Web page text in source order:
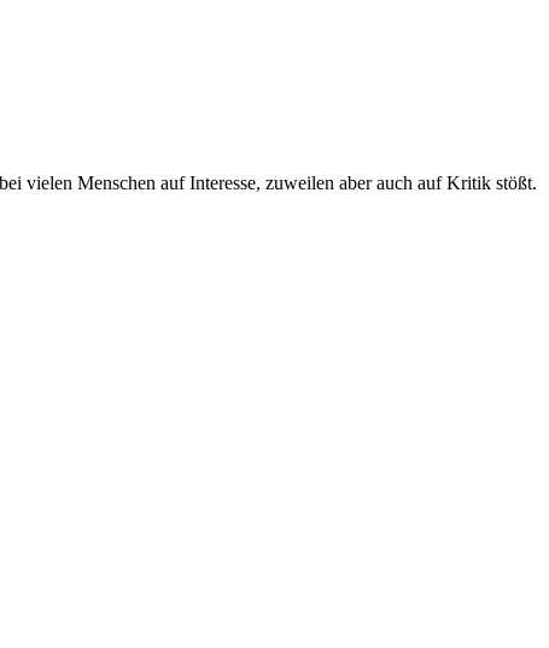
vielen Menschen auf Interesse, zuweilen aber auch auf Kritik stößt.